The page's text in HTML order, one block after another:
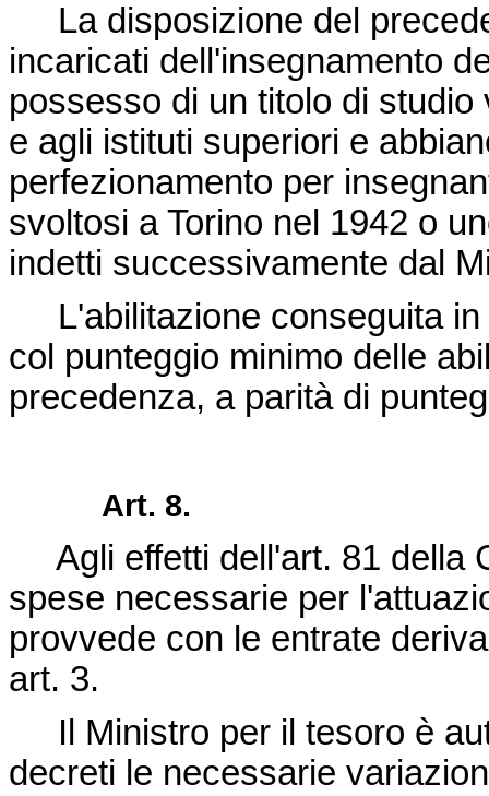
La disposizione del
incaricati dell'insegnamento
possesso di un titolo di
e agli istituti superiori e
perfezionamento per
svoltosi a Torino nel 1942 o
indetti successivamente dal
L'abilitazione conseguita in
col punteggio minimo delle
precedenza, a parità di
Art. 8.
Agli effetti dell'art. 81 della
spese necessarie per
provvede con le entrate
art. 3.
Il Ministro per il tesoro è
decreti le necessarie